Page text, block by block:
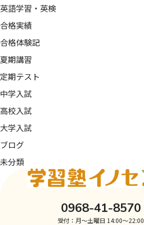
英語学習・英検
合格実績
合格体験記
夏期講習
定期テスト
中学入試
高校入試
大学入試
ブログ
未分類
0968-41-8570
受付：月～土曜日 14:00～22:00